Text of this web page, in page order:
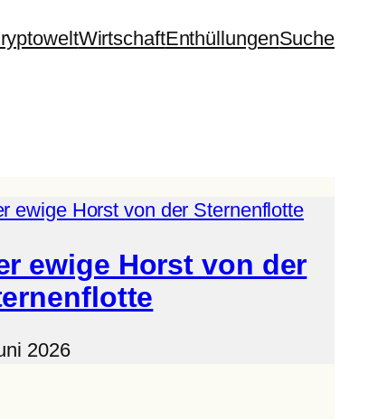
WirtschaftEnthüllungenSuche
ewige Horst von der
2026